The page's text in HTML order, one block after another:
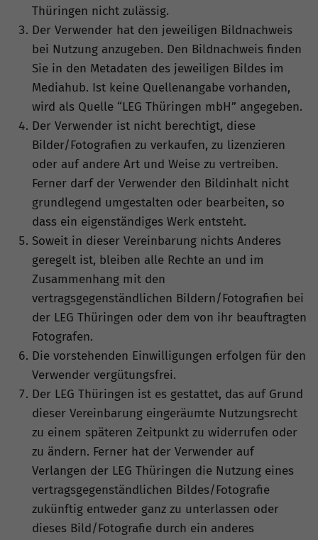
Thüringen nicht zulässig.
Der Verwender hat den jeweiligen Bildnachweis
bei Nutzung anzugeben. Den Bildnachweis finden
Sie in den Metadaten des jeweiligen Bildes im
Mediahub. Ist keine Quellenangabe vorhanden,
wird als Quelle “LEG Thüringen mbH” angegeben.
Der Verwender ist nicht berechtigt, diese
Bilder/Fotografien zu verkaufen, zu lizenzieren
oder auf andere Art und Weise zu vertreiben.
Ferner darf der Verwender den Bildinhalt nicht
grundlegend umgestalten oder bearbeiten, so
dass ein eigenständiges Werk entsteht.
Soweit in dieser Vereinbarung nichts Anderes
geregelt ist, bleiben alle Rechte an und im
Zusammenhang mit den
vertragsgegenständlichen Bildern/Fotografien bei
der LEG Thüringen oder dem von ihr beauftragten
Fotografen.
Die vorstehenden Einwilligungen erfolgen für den
Verwender vergütungsfrei.
Der LEG Thüringen ist es gestattet, das auf Grund
dieser Vereinbarung eingeräumte Nutzungsrecht
zu einem späteren Zeitpunkt zu widerrufen oder
zu ändern. Ferner hat der Verwender auf
Verlangen der LEG Thüringen die Nutzung eines
vertragsgegenständlichen Bildes/Fotografie
zukünftig entweder ganz zu unterlassen oder
dieses Bild/Fotografie durch ein anderes